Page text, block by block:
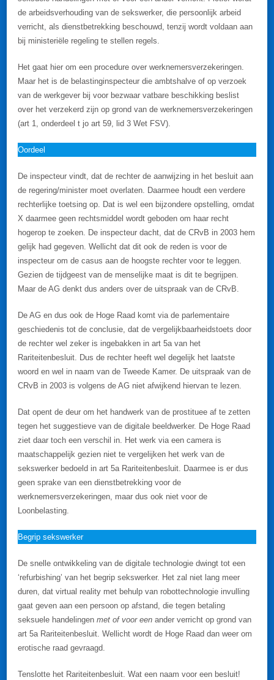
de arbeidsverhouding van de sekswerker, die persoonlijk arbeid
verricht, als dienstbetrekking beschouwd, tenzij wordt voldaan aan
bij ministeriële regeling te stellen regels.
Het gaat hier om een procedure over werknemersverzekeringen.
Maar het is de belastinginspecteur die ambtshalve of op verzoek
van de werkgever bij voor bezwaar vatbare beschikking beslist
over het verzekerd zijn op grond van de werknemersverzekeringen
(art 1, onderdeel t jo art 59, lid 3 Wet FSV).
Oordeel
De inspecteur vindt, dat de rechter de aanwijzing in het besluit aan
de regering/minister moet overlaten. Daarmee houdt een verdere
rechterlijke toetsing op. Dat is wel een bijzondere opstelling, omdat
X daarmee geen rechtsmiddel wordt geboden om haar recht
hogerop te zoeken. De inspecteur dacht, dat de CRvB in 2003 hem
gelijk had gegeven. Wellicht dat dit ook de reden is voor de
inspecteur om de casus aan de hoogste rechter voor te leggen.
Gezien de tijdgeest van de menselijke maat is dit te begrijpen.
Maar de AG denkt dus anders over de uitspraak van de CRvB.
De AG en dus ook de Hoge Raad komt via de parlementaire
geschiedenis tot de conclusie, dat de vergelijkbaarheidstoets door
de rechter wel zeker is ingebakken in art 5a van het
Rariteitenbesluit. Dus de rechter heeft wel degelijk het laatste
woord en wel in naam van de Tweede Kamer. De uitspraak van de
CRvB in 2003 is volgens de AG niet afwijkend hiervan te lezen.
Dat opent de deur om het handwerk van de prostituee af te zetten
tegen het suggestieve van de digitale beeldwerker. De Hoge Raad
ziet daar toch een verschil in. Het werk via een camera is
maatschappelijk gezien niet te vergelijken het werk van de
sekswerker bedoeld in art 5a Rariteitenbesluit. Daarmee is er dus
geen sprake van een dienstbetrekking voor de
werknemersverzekeringen, maar dus ook niet voor de
Loonbelasting.
Begrip sekswerker
De snelle ontwikkeling van de digitale technologie dwingt tot een
‘refurbishing’ van het begrip sekswerker. Het zal niet lang meer
duren, dat virtual reality met behulp van robottechnologie invulling
gaat geven aan een persoon op afstand, die tegen betaling
seksuele handelingen met of voor een ander verricht op grond van
art 5a Rariteitenbesluit. Wellicht wordt de Hoge Raad dan weer om
erotische raad gevraagd.
Tenslotte het Rariteitenbesluit. Wat een naam voor een besluit!